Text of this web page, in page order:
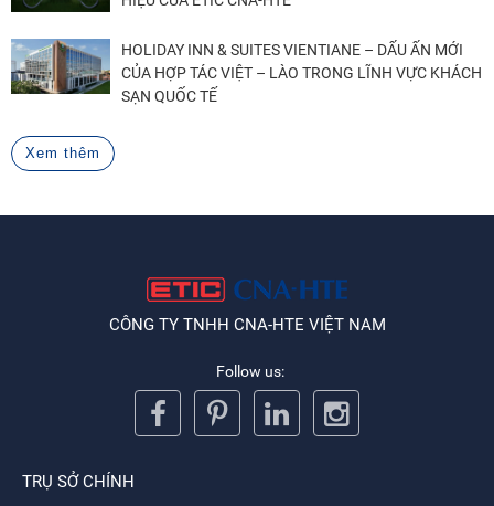
HOLIDAY INN & SUITES VIENTIANE – DẤU ẤN MỚI
CỦA HỢP TÁC VIỆT – LÀO TRONG LĨNH VỰC KHÁCH
SẠN QUỐC TẾ
Xem thêm
CÔNG TY TNHH CNA-HTE VIỆT NAM
Follow us:
TRỤ SỞ CHÍNH